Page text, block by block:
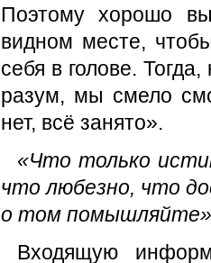
Поэтому хорошо
видном месте,
себя в голове.
разум, мы смело
нет, всё занято».
«Что только
что любезно, что
о том
Входящую